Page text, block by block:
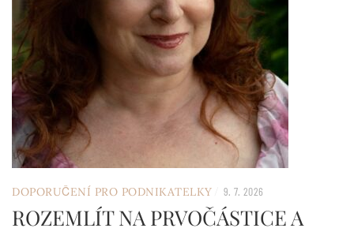
DOPORUČENÍ PRO PODNIKATELKY 9. 7. 2026
ROZEMLÍT NA PRVOČÁSTICE A